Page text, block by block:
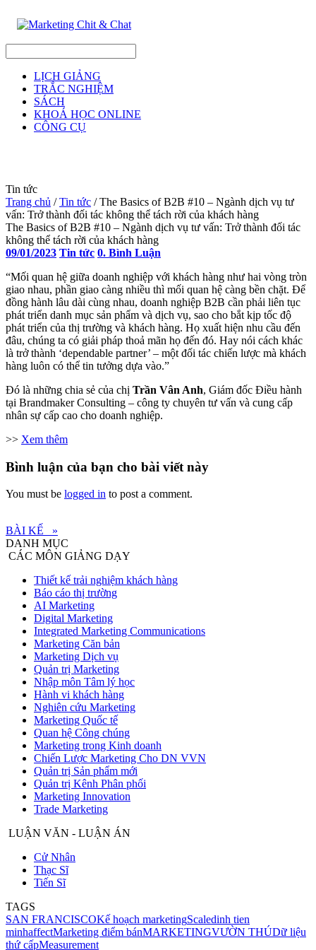
LỊCH GIẢNG
TRẮC NGHIỆM
SÁCH
KHOÁ HỌC ONLINE
CÔNG CỤ
Tin tức
Trang chủ /Tin tức /The Basics of B2B #10 – Ngành dịch vụ tư
vấn: Trở thành đối tác không thể tách rời của khách hàng
The Basics of B2B #10 – Ngành dịch vụ tư vấn: Trở thành đối tác
không thể tách rời của khách hàng
09/01/2023 Tin tức 0. Bình Luận
“Mối quan hệ giữa doanh nghiệp với khách hàng như hai vòng tròn
giao nhau, phần giao càng nhiều thì mối quan hệ càng bền chặt. Để
đồng hành lâu dài cùng nhau, doanh nghiệp B2B cần phải liên tục
phát triển danh mục sản phẩm và dịch vụ, sao cho bắt kịp tốc độ
phát triển của thị trường và khách hàng. Họ xuất hiện nhu cầu đến
đâu, chúng ta có giải pháp thoả mãn họ đến đó. Hay nói cách khác
là trở thành ‘dependable partner’ – một đối tác chiến lược mà khách
hàng luôn có thể tin tưởng dựa vào.”
Đó là những chia sẻ của chị Trần Vân Anh, Giám đốc Điều hành
tại Brandmaker Consulting – công ty chuyên tư vấn và cung cấp
nhân sự cấp cao cho doanh nghiệp.
>> Xem thêm
Bình luận của bạn cho bài viết này
You must be logged in to post a comment.
BÀI KẾ »
DANH MỤC
CÁC MÔN GIẢNG DẠY
Thiết kế trải nghiệm khách hàng
Báo cáo thị trường
AI Marketing
Digital Marketing
Integrated Marketing Communications
Marketing Căn bản
Marketing Dịch vụ
Quản trị Marketing
Nhập môn Tâm lý học
Hành vi khách hàng
Nghiên cứu Marketing
Marketing Quốc tế
Quan hệ Công chúng
Marketing trong Kinh doanh
Chiến Lược Marketing Cho DN VVN
Quản trị Sản phẩm mới
Quản trị Kênh Phân phối
Marketing Innovation
Trade Marketing
LUẬN VĂN - LUẬN ÁN
Cử Nhân
Thạc Sĩ
Tiến Sĩ
TAGS
SAN FRANCISCOKế hoạch marketingScaledinh tien
minhaffectMarketing điểm bánMARKETINGVƯỜN THÚDữ liệu
thứ cấpMeasurement